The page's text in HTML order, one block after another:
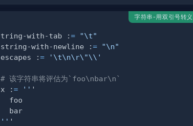
字符串-用双引号转义
tring-with-tab := "\t"
string-with-newline := "\n"
escapes := '\t\n\r\"\\'
# 该字符串将评估为`foo\nbar\n`
x := ''
''